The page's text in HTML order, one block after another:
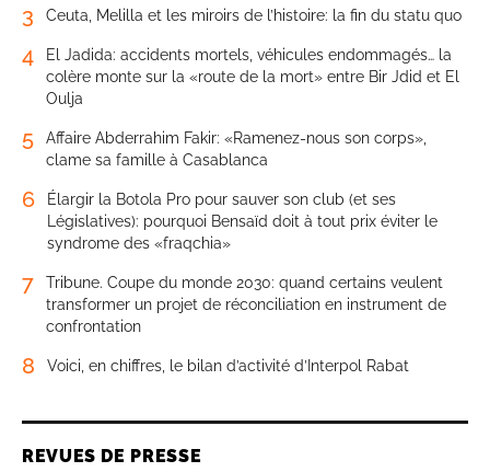
3 Ceuta, Melilla et les miroirs de l’histoire: la fin du statu quo
4
El Jadida: accidents mortels, véhicules endommagés… la
colère monte sur la «route de la mort» entre Bir Jdid et El
Oulja
5
Affaire Abderrahim Fakir: «Ramenez-nous son corps»,
clame sa famille à Casablanca
6
Élargir la Botola Pro pour sauver son club (et ses
Législatives): pourquoi Bensaïd doit à tout prix éviter le
syndrome des «fraqchia»
7
Tribune. Coupe du monde 2030: quand certains veulent
transformer un projet de réconciliation en instrument de
confrontation
8 Voici, en chiffres, le bilan d’activité d’Interpol Rabat
REVUES DE PRESSE